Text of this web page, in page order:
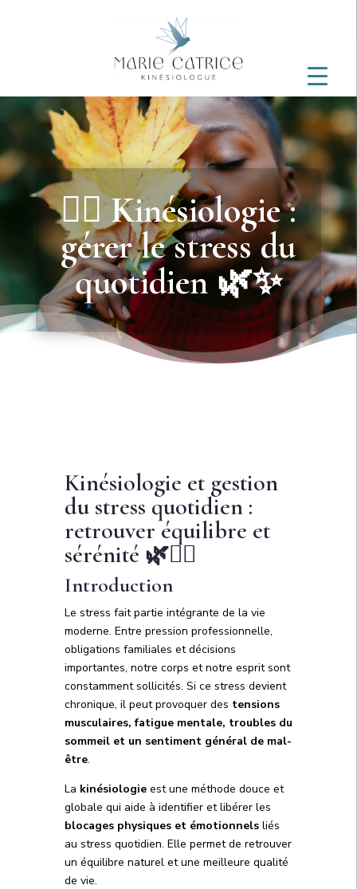
💆‍♀️ Kinésiologie :
gérer le stress du
quotidien 🌿✨
Kinésiologie et gestion
du stress quotidien :
retrouver équilibre et
sérénité 🌿💆‍♀️
Introduction
Le stress fait partie intégrante de la vie
moderne. Entre pression professionnelle,
obligations familiales et décisions
importantes, notre corps et notre esprit sont
constamment sollicités. Si ce stress devient
chronique, il peut provoquer des tensions
musculaires, fatigue mentale, troubles du
sommeil et un sentiment général de mal-
être.
La kinésiologieest une méthode douce et
globale qui aide à identifier et libérer les
blocages physiques et émotionnelsliés
au stress quotidien. Elle permet de retrouver
un équilibre naturel et une meilleure qualité
de vie.